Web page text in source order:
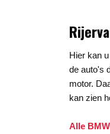
Hier kan
de auto's
motor.
kan zien
Alle